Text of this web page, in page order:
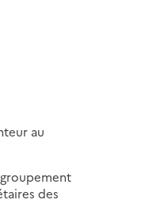
au
des